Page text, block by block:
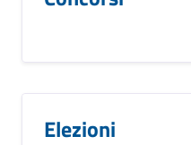
Elezioni